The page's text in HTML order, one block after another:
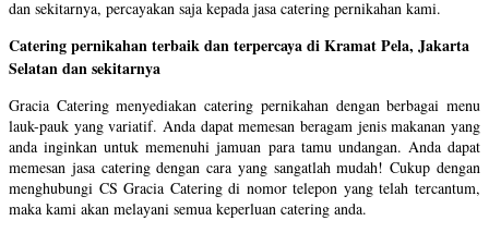
dan sekitarnya, percayakan saja kepada jasa catering pernikahan kami.
Catering pernikahan terbaik dan terpercaya di Kramat Pela, Jakarta
Selatan dan sekitarnya
Gracia Catering menyediakan catering pernikahan dengan berbagai menu
lauk-pauk yang variatif. Anda dapat memesan beragam jenis makanan yang
anda inginkan untuk memenuhi jamuan para tamu undangan. Anda dapat
memesan jasa catering dengan cara yang sangatlah mudah! Cukup dengan
menghubungi CS Gracia Catering di nomor telepon yang telah tercantum,
maka kami akan melayani semua keperluan catering anda.